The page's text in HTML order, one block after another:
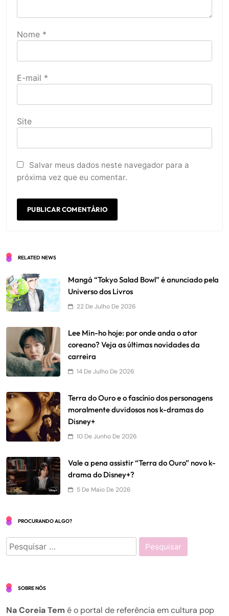
Nome *
E-mail *
Site
Salvar meus dados neste navegador para a
próxima vez que eu comentar.
RELATED NEWS
Mangá “Tokyo Salad Bowl” é anunciado pela
Universo dos Livros
22 De Julho De 2026
Lee Min-ho hoje: por onde anda o ator
coreano? Veja as últimas novidades da
carreira
14 De Julho De 2026
Terra do Ouro e o fascínio dos personagens
moralmente duvidosos nos k-dramas do
Disney+
10 De Junho De 2026
Vale a pena assistir “Terra do Ouro” novo k-
drama do Disney+?
5 De Maio De 2026
PROCURANDO ALGO?
Pesquisar
por:
SOBRE NÓS
Na Coreia Tem é o portal de referência em cultura pop